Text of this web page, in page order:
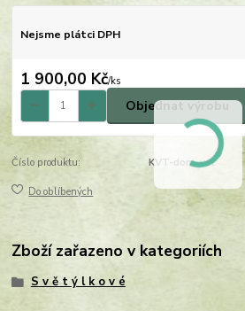
Nejsme plátci DPH
1 900,00 Kč/ks
Objednat výrobu
Číslo produktu: KVT-dom-vel
Do oblíbených
Zboží zařazeno v kategoriích
S v ě t ý l k o v é